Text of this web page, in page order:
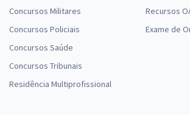
Concursos Militares
Concursos Policiais
Concursos Saúde
Concursos Tribunais
Residência Multiprofissional
Recursos
Exame de